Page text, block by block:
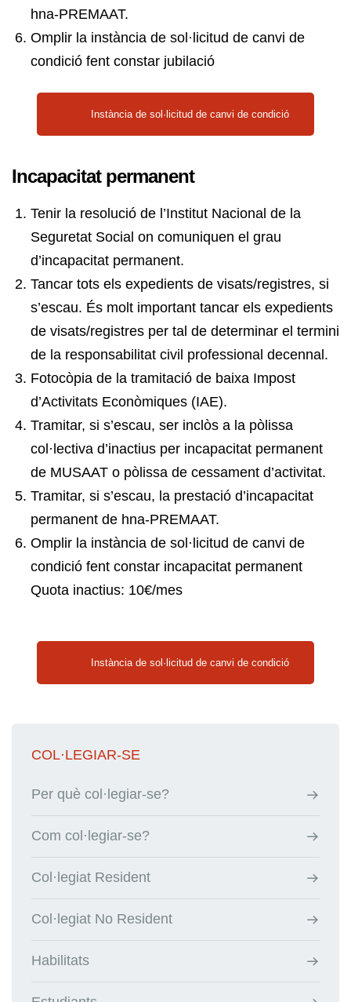
COL·LEGIAR-SE
Per què col·legiar-se?
Com col·legiar-se?
Col·legiat Resident
Col·legiat No Resident
Habilitats
hna-PREMAAT.
Omplir la instància de sol·licitud de canvi de
condició fent constar jubilació
Instància de sol·licitud de canvi de condició
Incapacitat permanent
Tenir la resolució de l’Institut Nacional de la
Seguretat Social on comuniquen el grau
d’incapacitat permanent.
Tancar tots els expedients de visats/registres, si
s’escau. És molt important tancar els expedients
de visats/registres per tal de determinar el termini
de la responsabilitat civil professional decennal.
Fotocòpia de la tramitació de baixa Impost
d’Activitats Econòmiques (IAE).
Tramitar, si s’escau, ser inclòs a la pòlissa
col·lectiva d’inactius per incapacitat permanent
de MUSAAT o pòlissa de cessament d’activitat.
Tramitar, si s’escau, la prestació d’incapacitat
permanent de hna-PREMAAT.
Omplir la instància de sol·licitud de canvi de
condició fent constar incapacitat permanent
Quota inactius: 10€/mes
Instància de sol·licitud de canvi de condició